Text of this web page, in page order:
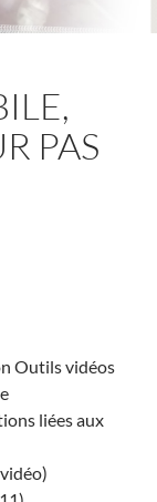
PAS
Outils vidéos
liées aux